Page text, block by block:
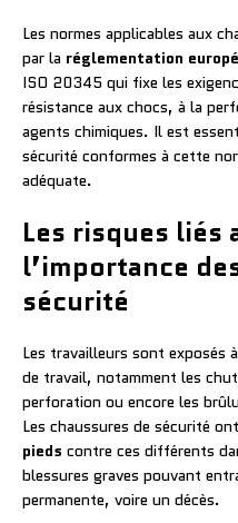
Les normes applicables aux
par la réglementation
ISO 20345 qui fixe les
résistance aux chocs, à la
agents chimiques. Il est
sécurité conformes à cette
adéquate.
Les risques liés
l’importance
sécurité
Les travailleurs sont exposés
de travail, notamment les
perforation ou encore les
Les chaussures de sécurité
pieds contre ces différents
blessures graves pouvant
permanente, voire un décès.